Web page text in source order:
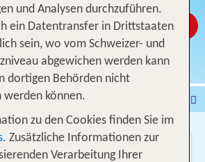
Jetzt ab CHF 319
Ferienhaus
Fahrzeuge Ausflüge
und Analysen durchzuführen.
ein Datentransfer in Drittstaaten
sein, wo vom Schweizer- und
abgewichen werden kann
dortigen Behörden nicht
werden können.
zu den Cookies finden Sie im
Zusätzliche Informationen zur
Verarbeitung Ihrer